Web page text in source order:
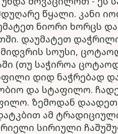
წყალი. კანი
ნიორი ხორცს
დაუმატეთ
სოუსი,
(თუ საჭიროა
დიდ ნაჭრებად
და სტაფილო.
ზემოდან დაადეთ
ამ
სირიული